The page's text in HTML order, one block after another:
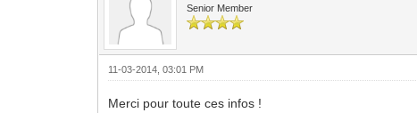
Senior Member
11-03-2014, 03:01 PM
Merci pour toute ces infos !